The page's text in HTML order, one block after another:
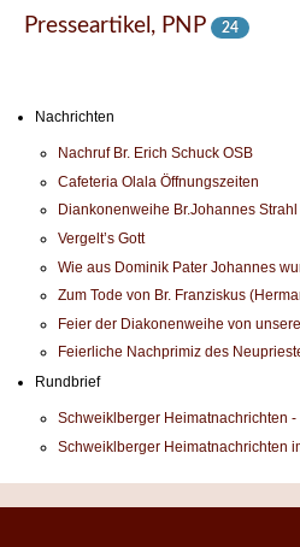
Presseartikel, PNP 24
Nachrichten
Nachruf Br. Erich Schuck OSB
Cafeteria Olala Öffnungszeiten
Diankonenweihe Br.Johannes
Vergelt’s Gott
Wie aus Dominik Pater Johannes
Zum Tode von Br. Franziskus
Feier der Diakonenweihe von
Feierliche Nachprimiz des
Rundbrief
Schweiklberger Heimatnachrichten -
Schweiklberger Heimatnachrichten